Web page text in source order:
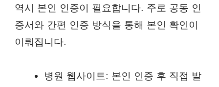
역시 본인 인증이 필요합니다. 주로 공동 인
증서와 간편 인증 방식을 통해 본인 확인이
이뤄집니다.
병원 웹사이트: 본인 인증 후 직접 발